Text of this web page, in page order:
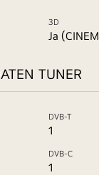
3D
Ja
TUNER
DVB-T
1
DVB-C
1